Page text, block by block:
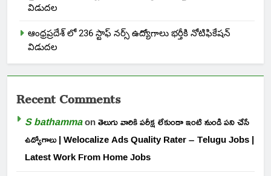
విడుదల
ఆంధ్రప్రదేశ్ లో 236 స్టాఫ్ నర్స్ ఉద్యోగాలు భర్తీకి నోటిఫికేషన్
విడుదల
Recent Comments
S bathammaonతెలుగు వారికి పరీక్ష లేకుండా ఇంటి నుండి పని చేసే
ఉద్యోగాలు | Welocalize Ads Quality Rater – Telugu Jobs |
Latest Work From Home Jobs